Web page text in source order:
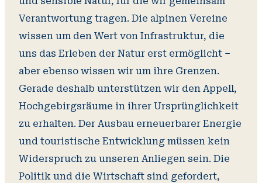
Verantwortung tragen. Die alpinen Vereine
wissen um den Wert von Infrastruktur, die
uns das Erleben der Natur erst ermöglicht –
aber ebenso wissen wir um ihre Grenzen.
Gerade deshalb unterstützen wir den Appell,
Hochgebirgsräume in ihrer Ursprünglichkeit
zu erhalten. Der Ausbau erneuerbarer Energie
und touristische Entwicklung müssen kein
Widerspruch zu unseren Anliegen sein. Die
Politik und die Wirtschaft sind gefordert,